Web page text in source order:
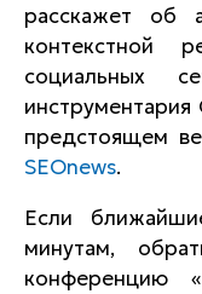
расскажет об
контекстной
социальных
предстоящем
SEOnews.
Если
минутам,
конференцию «